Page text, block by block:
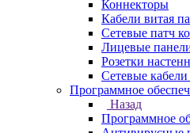
Коннекторы
Кабели витая
Сетевые патч
Лицевые
Розетки
Сетевые
Программное
Назад
Программное